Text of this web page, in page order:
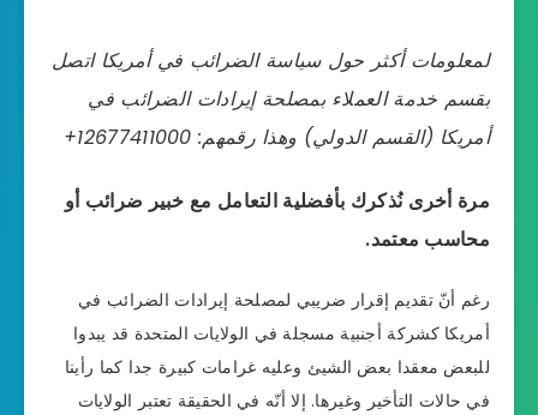
لمعلومات أكثر حول سياسة الضرائب في أمريكا اتصل
بقسم خدمة العملاء بمصلحة إيرادات الضرائب في
أمريكا (القسم الدولي) وهذا رقمهم: 12677411000+
مرة أخرى نُذكرك بأفضلية التعامل مع خبير ضرائب أو
محاسب معتمد.
رغم أنّ تقديم إقرار ضريبي لمصلحة إيرادات الضرائب في
أمريكا كشركة أجنبية مسجلة في الولايات المتحدة قد يبدوا
للبعض معقدا بعض الشيئ وعليه غرامات كبيرة جدا كما رأينا
في حالات التأخير وغيرها. إلا أنّه في الحقيقة تعتبر الولايات